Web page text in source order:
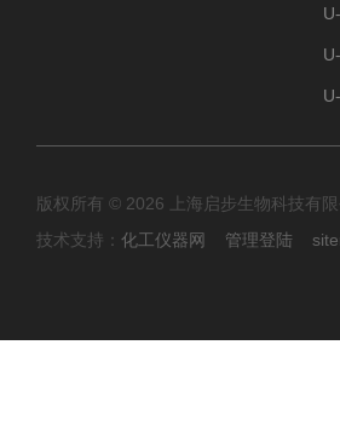
版权所有 © 2026 上海启步生物科技有
技术支持： 化工仪器网 管理登陆